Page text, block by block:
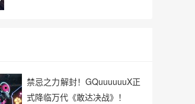
禁忌之力解封！GQuuuuuuX正
式降临万代《敢达决战》！